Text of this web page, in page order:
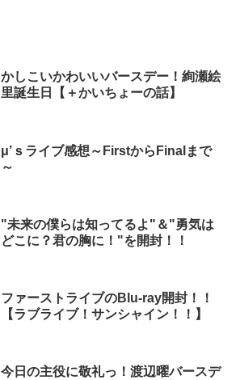
かしこいかわいいバースデー！絢瀬絵
里誕生日【＋かいちょーの話】
μ’ｓライブ感想～FirstからFinalまで
～
"未来の僕らは知ってるよ"＆"勇気は
どこに？君の胸に！"を開封！！
ファーストライブのBlu-ray開封！！
【ラブライブ！サンシャイン！！】
今日の主役に敬礼っ！渡辺曜バースデ